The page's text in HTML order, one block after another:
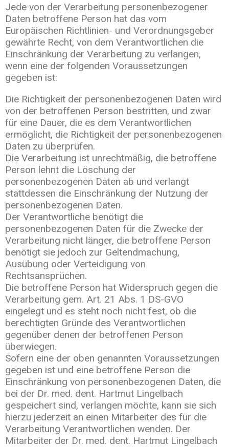
Jede von der Verarbeitung personenbezogener
Daten betroffene Person hat das vom
Europäischen Richtlinien- und Verordnungsgeber
gewährte Recht, von dem Verantwortlichen die
Einschränkung der Verarbeitung zu verlangen,
wenn eine der folgenden Voraussetzungen
gegeben ist:
Die Richtigkeit der personenbezogenen Daten wird
von der betroffenen Person bestritten, und zwar
für eine Dauer, die es dem Verantwortlichen
ermöglicht, die Richtigkeit der personenbezogenen
Daten zu überprüfen.
Die Verarbeitung ist unrechtmäßig, die betroffene
Person lehnt die Löschung der
personenbezogenen Daten ab und verlangt
stattdessen die Einschränkung der Nutzung der
personenbezogenen Daten.
Der Verantwortliche benötigt die
personenbezogenen Daten für die Zwecke der
Verarbeitung nicht länger, die betroffene Person
benötigt sie jedoch zur Geltendmachung,
Ausübung oder Verteidigung von
Rechtsansprüchen.
Die betroffene Person hat Widerspruch gegen die
Verarbeitung gem. Art. 21 Abs. 1 DS-GVO
eingelegt und es steht noch nicht fest, ob die
berechtigten Gründe des Verantwortlichen
gegenüber denen der betroffenen Person
überwiegen.
Sofern eine der oben genannten Voraussetzungen
gegeben ist und eine betroffene Person die
Einschränkung von personenbezogenen Daten, die
bei der Dr. med. dent. Hartmut Lingelbach
gespeichert sind, verlangen möchte, kann sie sich
hierzu jederzeit an einen Mitarbeiter des für die
Verarbeitung Verantwortlichen wenden. Der
Mitarbeiter der Dr. med. dent. Hartmut Lingelbach